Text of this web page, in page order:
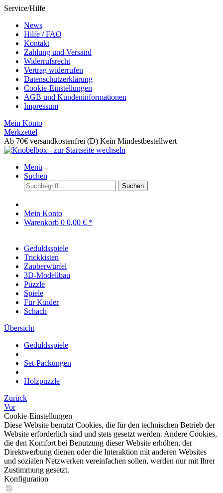
Service/Hilfe
News
Hilfe / FAQ
Kontakt
Zahlung und Versand
Widerrufsrecht
Vertrag widerrufen
Datenschutzerklärung
Cookie-Einstellungen
AGB und Kundeninformationen
Impressum
Mein Konto
Merkzettel
Ab 70€ versandkostenfrei (D) Kein Mindestbestellwert
Menü
Suchen
Suchen
Mein Konto
Warenkorb 0 0,00 € *
Geduldsspiele
Trickkisten
Zauberwürfel
3D-Modellbau
Puzzle
Spiele
Für Kinder
Schach
Übersicht
Geduldsspiele
Set-Packungen
Holzpuzzle
Zurück
Vor
Cookie-Einstellungen
Diese Website benutzt Cookies, die für den technischen Betrieb der
Website erforderlich sind und stets gesetzt werden. Andere Cookies,
die den Komfort bei Benutzung dieser Website erhöhen, der
Direktwerbung dienen oder die Interaktion mit anderen Websites
und sozialen Netzwerken vereinfachen sollen, werden nur mit Ihrer
Zustimmung gesetzt.
Konfiguration